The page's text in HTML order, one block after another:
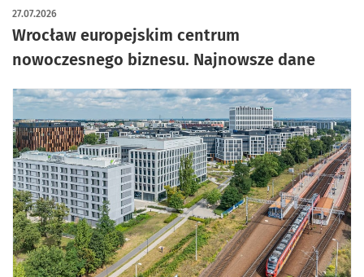
Wrocław europejskim centrum
nowoczesnego biznesu. Najnowsze dane
27.07.2026